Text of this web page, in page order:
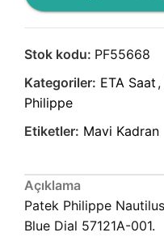
Stok kodu: PF55668
Kategoriler: ETA Saat ,
Philippe
Etiketler: Mavi Kadran
Açıklama
Patek Philippe
Blue Dial 57121A-001.